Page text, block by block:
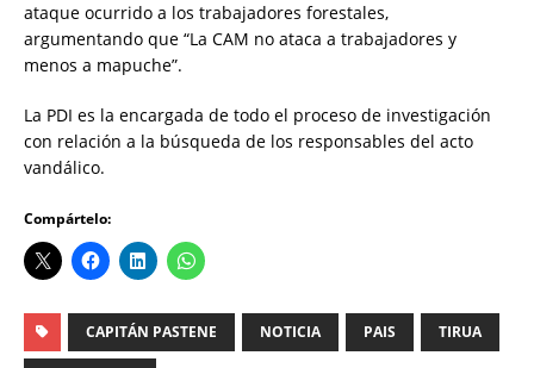
ataque ocurrido a los trabajadores forestales,
argumentando que “La CAM no ataca a trabajadores y
menos a mapuche”.
La PDI es la encargada de todo el proceso de investigación
con relación a la búsqueda de los responsables del acto
vandálico.
Compártelo:
CAPITÁN PASTENE NOTICIA PAIS TIRUA